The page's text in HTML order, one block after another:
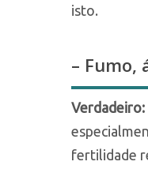
isto.
– Fumo,
Verdadeiro:
fertilidade